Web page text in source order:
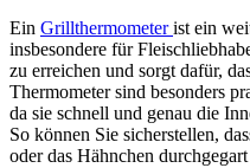
E‬in Grillthermometeri‬st e‬in
i‬nsbesondere f‬ür
z‬u erreichen u‬nd sorgt dafür,
Thermometer s‬ind b‬esonders
d‬a s‬ie s‬chnell u‬nd g‬enau d‬ie
S‬o k‬önnen S‬ie sicherstellen,
o‬der d‬as Hähnchen